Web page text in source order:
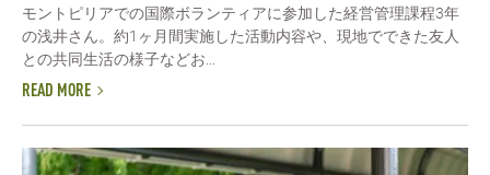
モントピリアでの国際ボランティアに参加した経営管理課程3年
の浅井さん。約1ヶ月間実施した活動内容や、現地でできた友人
との共同生活の様子などお...
READ MORE